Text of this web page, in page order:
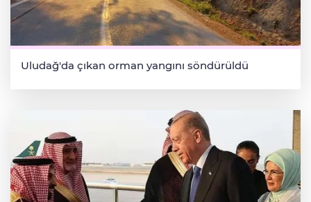
Uludağ'da çıkan orman yangını söndürüldü